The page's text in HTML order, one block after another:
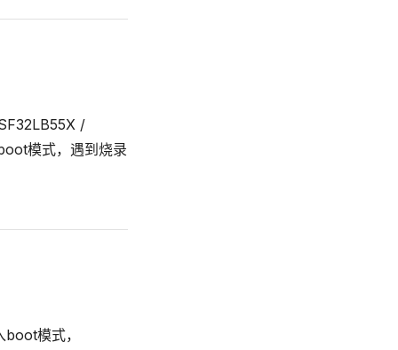
/
模式，遇到烧录
模式，